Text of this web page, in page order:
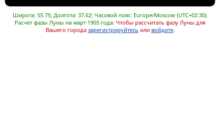
Широта: 55.75; Долгота: 37.62; Часовой пояс: Europe/Moscow (UTC+02:30).
Расчет фазы Луны на март 1905 года. Чтобы рассчитать фазу Луны для
Вашего города зарегистрируйтесь или войдите.